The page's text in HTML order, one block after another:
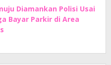
Diamankan Polisi Usai
Bayar Parkir di Area